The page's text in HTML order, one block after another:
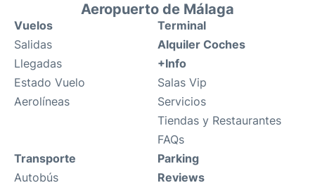
Aeropuerto de Málaga
Vuelos
Salidas
Llegadas
Estado Vuelo
Aerolíneas
Terminal
Alquiler Coches
+Info
Salas Vip
Servicios
Tiendas y Restaurantes
FAQs
Transporte
Autobús
Parking
Reviews